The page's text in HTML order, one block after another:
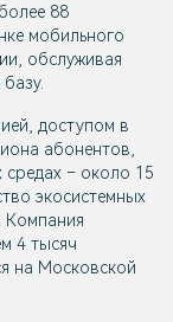
88
мобильного
обслуживая
доступом в
абонентов,
средах – около 15
экосистемных
Компания
4 тысяч
на Московской